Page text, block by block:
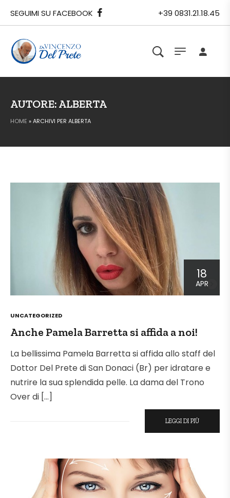
SEGUIMI SU FACEBOOK +39 0831.21.18.45
AUTORE:ALBERTA
HOME »ARCHIVI PER ALBERTA
18
APR
POSTED
UNCATEGORIZED
Anche Pamela Barretta si affida a noi!
La bellissima Pamela Barretta si affida allo staff del
Dottor Del Prete di San Donaci (Br) per idratare e
nutrire la sua splendida pelle. La dama del Trono
Over di […]
LEGGI DI PIÙ